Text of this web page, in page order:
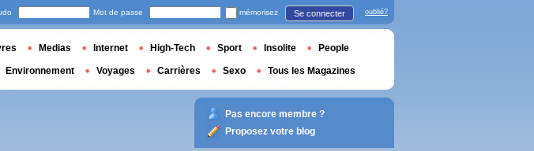
Mot de passe mémorisez Se connecter oublié?
Medias Internet High-Tech Sport Insolite People
Environnement Voyages Carrières Sexo Tous les Magazines
Pas encore membre ?
Proposez votre blog